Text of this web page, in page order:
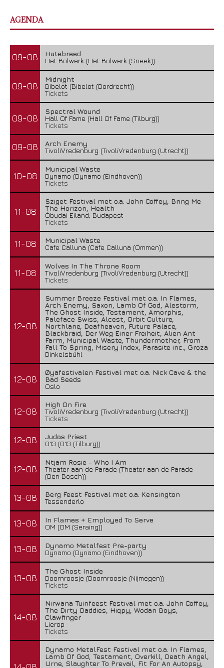
AGENDA
09-08
Hatebreed
Het Bolwerk (Het Bolwerk (Sneek))
09-08
Midnight
Bibelot (Bibelot (Dordrecht))
Tickets
09-08
Spectral Wound
Hall Of Fame (Hall Of Fame (Tilburg))
Tickets
09-08
Arch Enemy
TivoliVredenburg (TivoliVredenburg (Utrecht))
10-08
Municipal Waste
Dynamo (Dynamo (Eindhoven))
Tickets
11-08
Sziget Festival met o.a. John Coffey, Bring Me
The Horizon, Health
Óbudai Eiland, Budapest
Tickets
11-08
Municipal Waste
Cafe Calluna (Cafe Calluna (Ommen))
11-08
Wolves In The Throne Room
TivoliVredenburg (TivoliVredenburg (Utrecht))
Tickets
12-08
Summer Breeze Festival met o.a. In Flames,
Arch Enemy, Saxon, Lamb Of God, Alestorm,
The Ghost Inside, Testament, Amorphis,
Paleface Swiss, Alcest, Orbit Culture,
Northlane, Deafheaven, Future Palace,
Blackbraid, Der Weg Einer Freiheit, Alien Ant
Farm, Municipal Waste, Thundermother, From
Fall To Spring, Misery Index, Parasite inc., Groza
Dinkelsbühl
12-08
Øyafestivalen Festival met o.a. Nick Cave & the
Bad Seeds
Oslo
12-08
High On Fire
TivoliVredenburg (TivoliVredenburg (Utrecht))
Tickets
12-08
Judas Priest
013 (013 (Tilburg))
12-08
Ntjam Rosie - Who I Am
Theater aan de Parade (Theater aan de Parade
(Den Bosch))
13-08
Berg Feest Festival met o.a. Kensington
Tessenderlo
13-08
In Flames + Employed To Serve
OM (OM (Seraing))
13-08
Dynamo Metalfest Pre-party
Dynamo (Dynamo (Eindhoven))
13-08
The Ghost Inside
Doornroosje (Doornroosje (Nijmegen))
Tickets
14-08
Nirwana Tuinfeest Festival met o.a. John Coffey,
The Dirty Daddies, Hiqpy, Wodan Boys,
Clawfinger
Lierop
Tickets
Dynamo MetalFest Festival met o.a. In Flames,
Lamb Of God, Testament, Overkill, Death Angel,
Urne, Slaughter To Prevail, Fit For An Autopsy,